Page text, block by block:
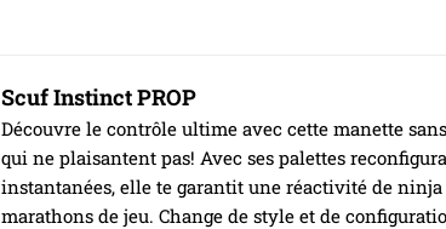
Scuf Instinct PROP
Découvre le contrôle ultime avec cette manette
qui ne plaisantent pas! Avec ses palettes
instantanées, elle te garantit une réactivité de
marathons de jeu. Change de style et de